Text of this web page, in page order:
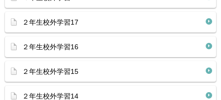
２年生校外学習17
２年生校外学習16
２年生校外学習15
２年生校外学習14